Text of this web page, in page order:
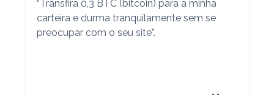
“Transfira 0,3 BTC (bitcoin) para a minha
carteira e durma tranquilamente sem se
preocupar com o seu site”.